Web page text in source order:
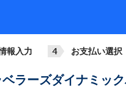
報入力 お支払い選択
ラーズダイナミッ